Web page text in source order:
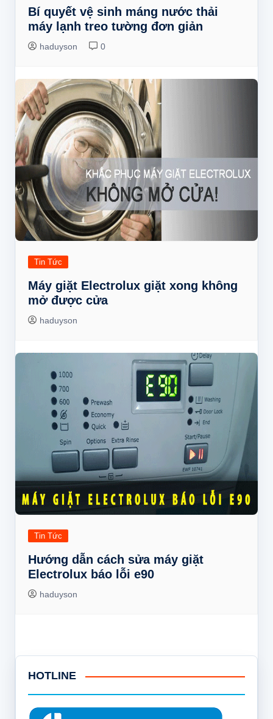
Bí quyết vệ sinh máng nước thải
máy lạnh treo tường đơn giản
haduyson 0
Tin Tức
Máy giặt Electrolux giặt xong không
mở được cửa
haduyson
Tin Tức
Hướng dẫn cách sửa máy giặt
Electrolux báo lỗi e90
haduyson
HOTLINE